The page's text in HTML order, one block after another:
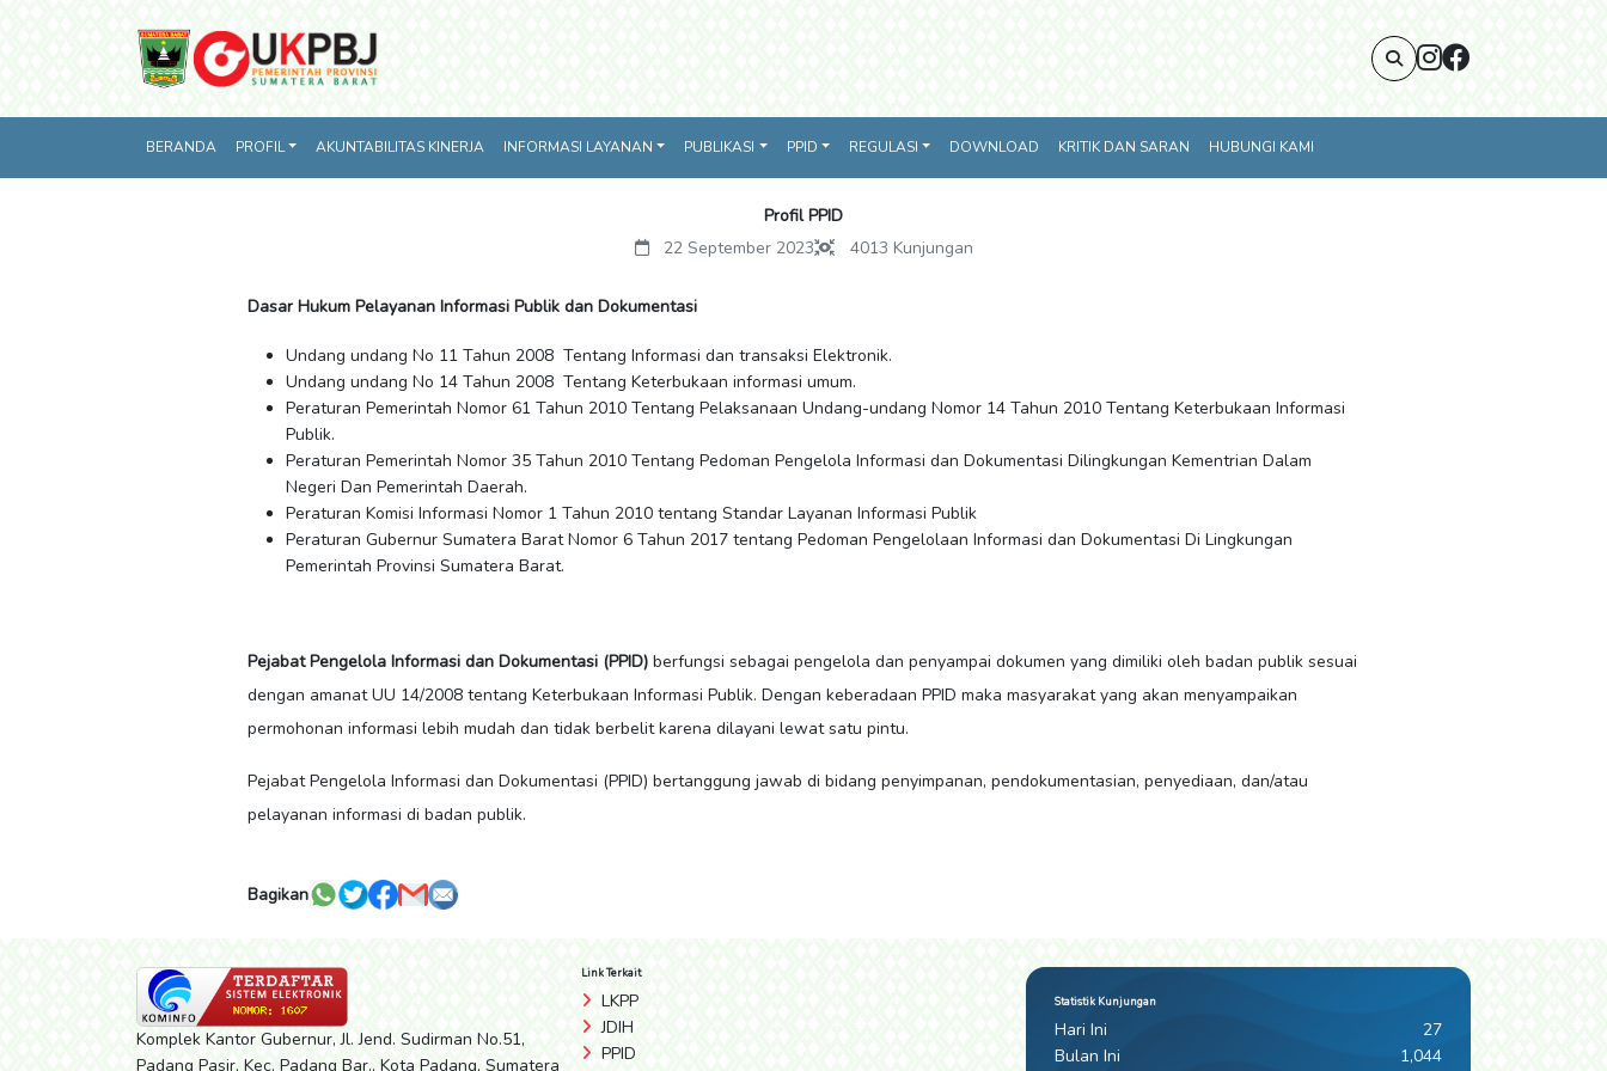
BERANDA PROFIL AKUNTABILITAS KINERJA INFORMASI LAYANAN PUBLIKASI PPID REGULASI DOWNLOAD KRITIK DAN SARAN HUBUNGI KAMI
Profil PPID
22 September 2023
4013 Kunjungan
Dasar Hukum Pelayanan Informasi Publik dan Dokumentasi
Undang undang No 11 Tahun 2008 Tentang Informasi dan transaksi Elektronik.
Undang undang No 14 Tahun 2008 Tentang Keterbukaan informasi umum.
Peraturan Pemerintah Nomor 61 Tahun 2010 Tentang Pelaksanaan Undang-undang Nomor 14 Tahun 2010 Tentang Keterbukaan Informasi
Publik.
Peraturan Pemerintah Nomor 35 Tahun 2010 Tentang Pedoman Pengelola Informasi dan Dokumentasi Dilingkungan Kementrian Dalam
Negeri Dan Pemerintah Daerah.
Peraturan Komisi Informasi Nomor 1 Tahun 2010 tentang Standar Layanan Informasi Publik
Peraturan Gubernur Sumatera Barat Nomor 6 Tahun 2017 tentang Pedoman Pengelolaan Informasi dan Dokumentasi Di Lingkungan
Pemerintah Provinsi Sumatera Barat.
Pejabat Pengelola Informasi dan Dokumentasi (PPID) berfungsi sebagai pengelola dan penyampai dokumen yang dimiliki oleh badan publik sesuai
dengan amanat UU 14/2008 tentang Keterbukaan Informasi Publik. Dengan keberadaan PPID maka masyarakat yang akan menyampaikan
permohonan informasi lebih mudah dan tidak berbelit karena dilayani lewat satu pintu.
Pejabat Pengelola Informasi dan Dokumentasi (PPID) bertanggung jawab di bidang penyimpanan, pendokumentasian, penyediaan, dan/atau
pelayanan informasi di badan publik.
Bagikan
Komplek Kantor Gubernur, Jl. Jend. Sudirman No.51,
Padang Pasir, Kec. Padang Bar., Kota Padang, Sumatera
Link Terkait
LKPP
JDIH
PPID
Statistik Kunjungan
Hari Ini
27
Bulan Ini
1,044